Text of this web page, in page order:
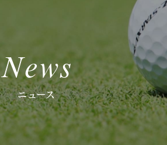
News
ニュース